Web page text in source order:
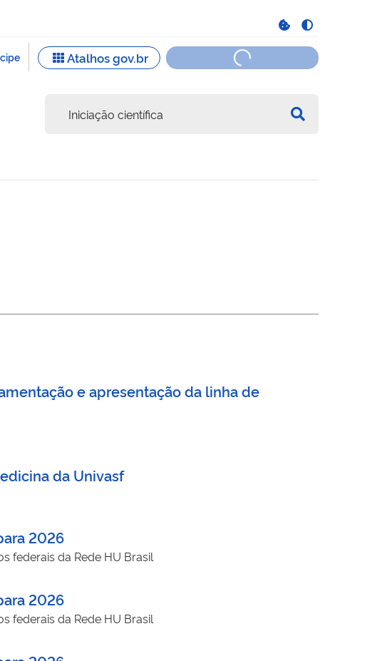
e apresentação da linha de
da Univasf
2026
federais da Rede HU Brasil
2026
federais da Rede HU Brasil